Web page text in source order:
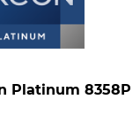
Platinum 8358P